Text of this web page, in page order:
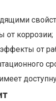
от коррозии;
от